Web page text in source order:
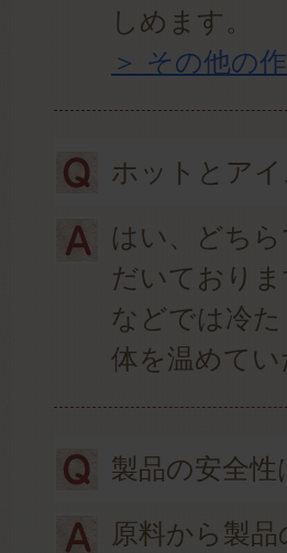
しめます。
＞ その他の
ホットとア
はい、どち
だいており
などでは冷
体を温めて
製品の安全性
原料から製